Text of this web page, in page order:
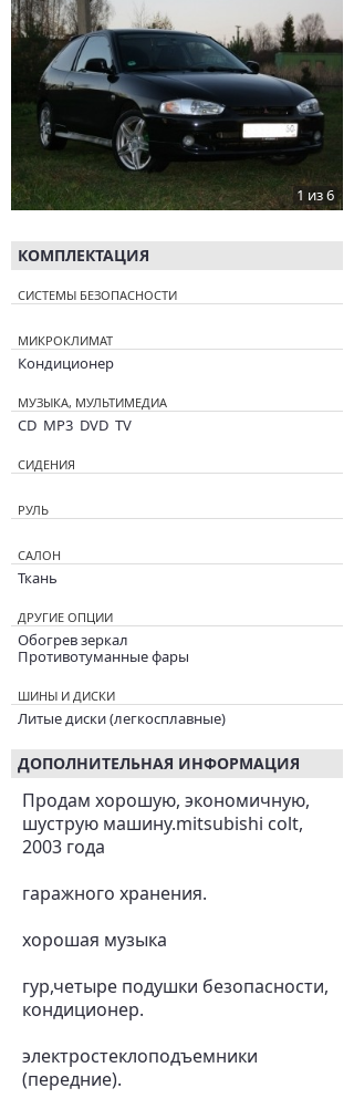
1 из 6
КОМПЛЕКТАЦИЯ
СИСТЕМЫ БЕЗОПАСНОСТИ
МИКРОКЛИМАТ
Кондиционер
МУЗЫКА, МУЛЬТИМЕДИА
CD MP3 DVD TV
СИДЕНИЯ
РУЛЬ
САЛОН
Ткань
ДРУГИЕ ОПЦИИ
Обогрев зеркал
Противотуманные фары
ШИНЫ И ДИСКИ
Литые диски (легкосплавные)
ДОПОЛНИТЕЛЬНАЯ ИНФОРМАЦИЯ
Продам хорошую, экономичную,
шуструю машину.mitsubishi colt,
2003 года
гаражного хранения.
хорошая музыка
гур,четыре подушки безопасности,
кондиционер.
электростеклоподъемники
(передние).